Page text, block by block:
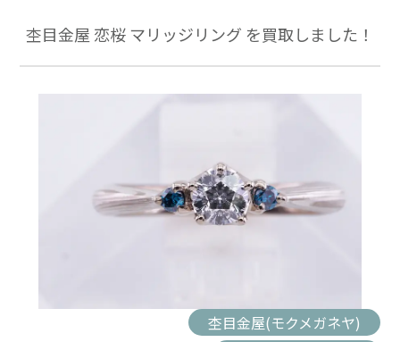
杢目金屋 恋桜 マリッジリング を買取しました！
杢目金屋(モクメガネヤ)